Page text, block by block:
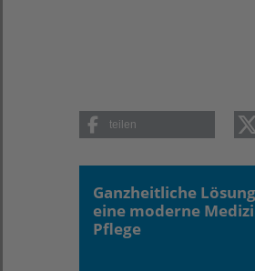
teilen
Ganzheitliche
eine moderne
Pflege